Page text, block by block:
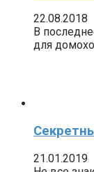
22.08.2018
В
для
21.01.2019